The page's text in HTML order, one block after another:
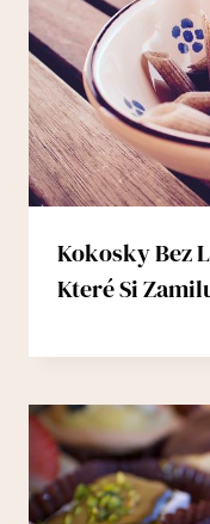
Kokosky Bez
Které Si